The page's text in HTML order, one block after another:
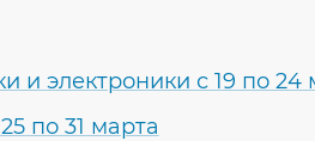
и электроники с 19 по 24
по 31 марта